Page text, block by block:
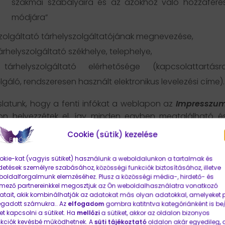
Cookie (sütik) kezelése
kat (vagyis sütiket) használunk a weboldalunkon a tartalmak és
személyre szabásához, közösségi funkciók biztosításához, illetve
elemzéséhez. Plusz a közösségi média-, hirdető- és
partnereinkkel megosztjuk az Ön weboldalhasználatra vonatkozó
akik kombinálhatják az adatokat más olyan adatokkal, amelyeket
számukra.. Az elfogadomgombra katitntva kategóriánként is
kapcsolni a sütiket. Ha mellőzia sütiket, akkor az oldalon bizonyos
kevésbé működhetnek. Asüti tájékoztatóoldalon akár egyedileg,
módjára”
tárhelyszolgáltatójának megnevezése,
székhelye, telephelye,
elérhetősége
rendszeresen használt elektronikus levelezési címe).
hogy a fenti infókat a weblapon az
helyezzétek el, így minden egyben megtalálható
sem képezheti az ÁSZF részét.
foglalkozik az adatvédelmi kérdésekkel, aweboldalán
információ, tájékoztatók és egyéb
a cégeket, vállalkozásokat abban,
az adatvédelmi elvárásoknak.